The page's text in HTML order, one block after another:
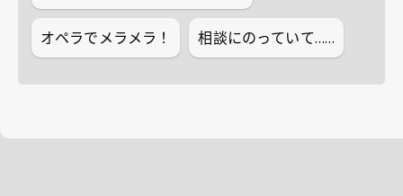
オペラでメラメラ！ 相談にのっていて……